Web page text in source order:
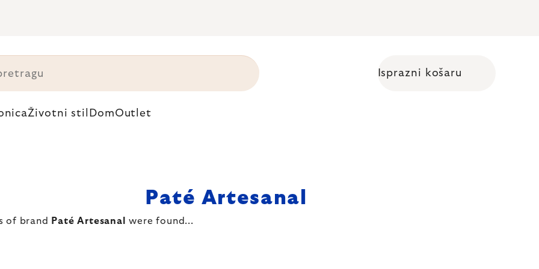
Isprazni košaru
Životni stil DomOutlet
Paté Artesanal
of brand Paté Artesanal were found...